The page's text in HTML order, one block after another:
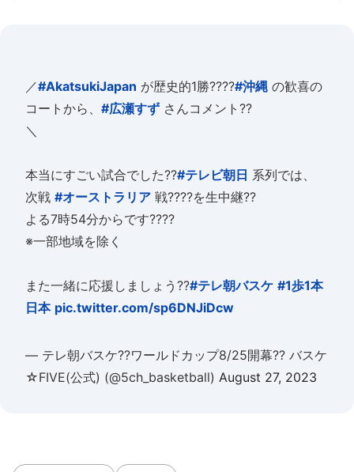
／#AkatsukiJapan が歴史的1勝????#沖縄 の歓喜の
コートから、 #広瀬すず さんコメント??
＼
本当にすごい試合でした??#テレビ朝日 系列では、
次戦 #オーストラリア 戦????を生中継??
よる7時54分からです????
※一部地域を除く
また一緒に応援しましょう??#テレ朝バスケ #1歩1本
日本 pic.twitter.com/sp6DNJiDcw
— テレ朝バスケ??ワールドカップ8/25開幕?? バスケ
☆FIVE(公式) (@5ch_basketball) August 27, 2023